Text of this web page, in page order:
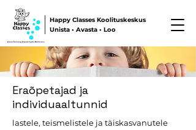
Happy Classes Koolituskeskus
Unista • Avasta • Loo
Eraõpetajad ja
individuaaltunnid
lastele, teismelistele ja täiskasvanutele